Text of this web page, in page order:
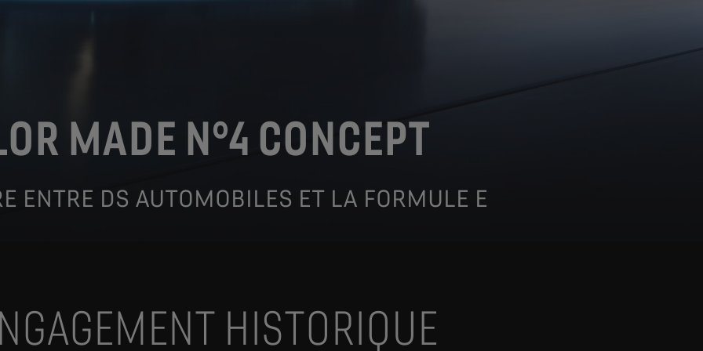
MADE N°4 CONCEPT
ENTRE DS AUTOMOBILES ET LA FORMULE E
HISTORIQUE